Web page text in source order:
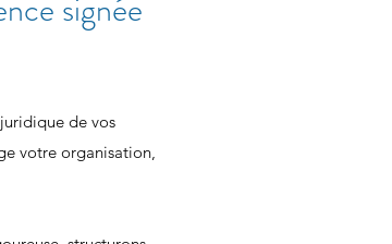
signée
de vos
votre organisation,